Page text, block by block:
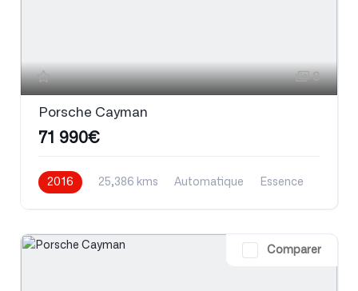
8
Porsche Cayman
71 990€
2016 25,386 kms Automatique Essence
Comparer